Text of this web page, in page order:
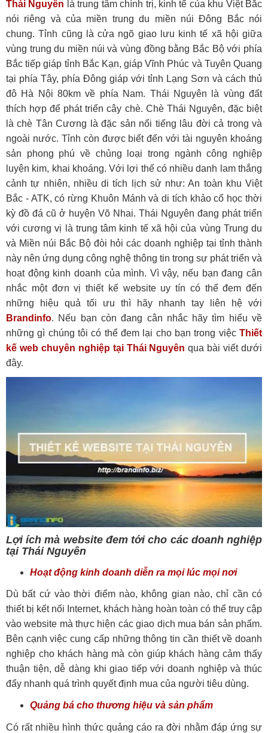
Thái Nguyên là trung tâm chính trị, kinh tế của khu Việt Bắc
nói riêng và của miền trung du miền núi Đông Bắc nói
chung. Tỉnh cũng là cửa ngõ giao lưu kinh tế xã hội giữa
vùng trung du miền núi và vùng đồng bằng Bắc Bộ với phía
Bắc tiếp giáp tỉnh Bắc Kạn, giáp Vĩnh Phúc và Tuyên Quang
tại phía Tây, phía Đông giáp với tỉnh Lạng Sơn và cách thủ
đô Hà Nội 80km về phía Nam. Thái Nguyên là vùng đất
thích hợp để phát triển cây chè. Chè Thái Nguyên, đặc biệt
là chè Tân Cương là đặc sản nổi tiếng lâu đời cả trong và
ngoài nước. Tỉnh còn được biết đến với tài nguyên khoáng
sản phong phú về chủng loại trong ngành công nghiệp
luyện kim, khai khoáng. Với lợi thế có nhiều danh lam thắng
cảnh tự nhiên, nhiều di tích lịch sử như: An toàn khu Việt
Bắc - ATK, có rừng Khuôn Mánh và di tích khảo cổ học thời
kỳ đồ đá cũ ở huyện Võ Nhai. Thái Nguyên đang phát triển
với cương vị là trung tâm kinh tế xã hội của vùng Trung du
và Miền núi Bắc Bộ đòi hỏi các doanh nghiệp tại tỉnh thành
này nên ứng dụng công nghệ thông tin trong sự phát triển và
hoạt động kinh doanh của mình. Vì vậy, nếu bạn đang cân
nhắc một đơn vị thiết kế website uy tín có thể đem đến
những hiệu quả tối ưu thì hãy nhanh tay liên hệ với
Brandinfo. Nếu bạn còn đang cân nhắc hãy tìm hiểu về
những gì chúng tôi có thể đem lại cho bạn trong việc Thiết
kế web chuyên nghiệp tại Thái Nguyên qua bài viết dưới
đây.
Lợi ích mà website đem tới cho các doanh nghiệp
tại Thái Nguyên
Hoạt động kinh doanh diễn ra mọi lúc mọi nơi
Dù bất cứ vào thời điểm nào, không gian nào, chỉ cần có
thiết bị kết nối Internet, khách hàng hoàn toàn có thể truy cập
vào website mà thực hiện các giao dịch mua bán sản phẩm.
Bên cạnh việc cung cấp những thông tin cần thiết về doanh
nghiệp cho khách hàng mà còn giúp khách hàng cảm thấy
thuận tiện, dễ dàng khi giao tiếp với doanh nghiệp và thúc
đẩy nhanh quá trình quyết định mua của người tiêu dùng.
Quảng bá cho thương hiệu và sản phẩm
Có rất nhiều hình thức quảng cáo ra đời nhằm đáp ứng sự